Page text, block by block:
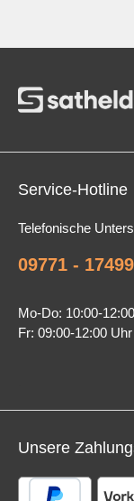
Service-Hotline
Telefonische
09771 -
Mo-Do: 10:00-
Fr: 09:00-12:00 Uhr
Unsere